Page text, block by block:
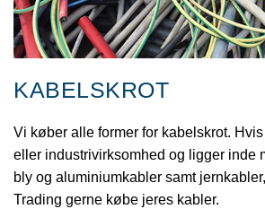
KABELSKROT
Vi køber alle former for kabelskrot.
eller industrivirksomhed og ligger inde
bly og aluminiumkabler samt
Trading gerne købe jeres kabler.